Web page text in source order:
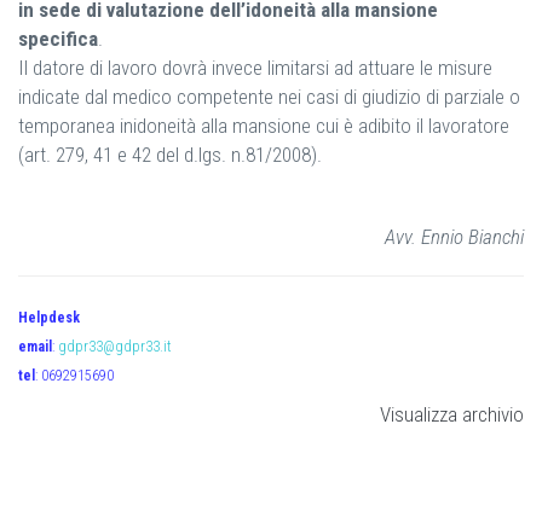
in sede di valutazione dell’idoneità alla mansione
specifica.
Il datore di lavoro dovrà invece limitarsi ad attuare le misure
indicate dal medico competente nei casi di giudizio di parziale o
temporanea inidoneità alla mansione cui è adibito il lavoratore
(art. 279, 41 e 42 del d.lgs. n.81/2008).
Avv. Ennio Bianchi
Helpdesk
email : gdpr33@gdpr33.it
tel : 0692915690
Visualizza archivio